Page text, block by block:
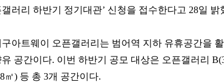
갤러리 하반기 정기대관’ 신청을 접수한다고 28일 밝
구아트웨이 오픈갤러리는 범어역 지하 유휴공간을
유 공간이다. 이번 하반기 공모 대상은 오픈갤러리
㎡) 등 총 3개 공간이다.